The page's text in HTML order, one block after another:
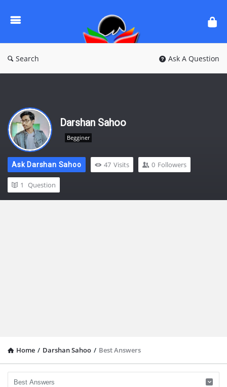
Questions
Search Ask A Question
Darshan Sahoo
Begginer
Ask Darshan Sahoo 47 Visits 0 Followers
1 Question
Home / Darshan Sahoo / Best Answers